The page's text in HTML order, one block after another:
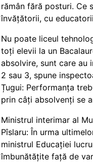
rămân fără posturi. Ce
învățătorii, cu
Nu poate liceul
toți elevii la un
absolvire, sunt care au
2 sau 3, spune
Țugui: Performanța
prin câți absolvenți se
Ministrul interimar al
Pîslaru: În urma
ministrul Educației
îmbunătățite față de